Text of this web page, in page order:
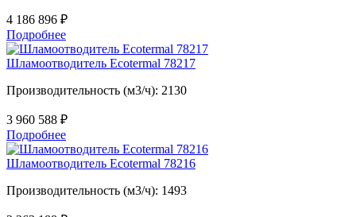
4 186 896 ₽
Подробнее
Шламоотводитель Ecotermal 78217
Производительность (м3/ч): 2130
3 960 588 ₽
Подробнее
Шламоотводитель Ecotermal 78216
Производительность (м3/ч): 1493